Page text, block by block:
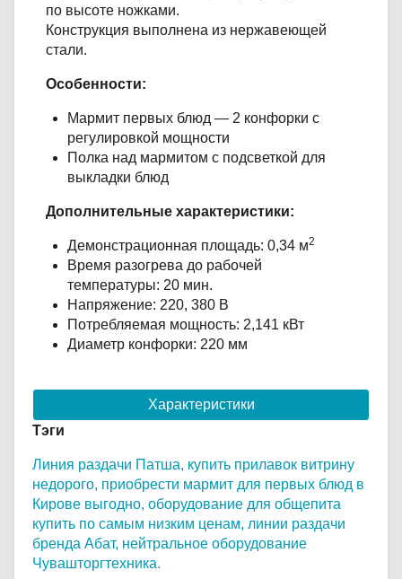
по высоте ножками.
Конструкция выполнена из нержавеющей
стали.
Особенности:
Мармит первых блюд — 2 конфорки с
регулировкой мощности
Полка над мармитом с подсветкой для
выкладки блюд
Дополнительные характеристики:
Демонстрационная площадь: 0,34 м2
Время разогрева до рабочей
температуры: 20 мин.
Напряжение: 220, 380 В
Потребляемая мощность: 2,141 кВт
Диаметр конфорки: 220 мм
Характеристики
Тэги
Линия раздачи Патша, купить прилавок витрину
недорого, приобрести мармит для первых блюд в
Кирове выгодно, оборудование для общепита
купить по самым низким ценам, линии раздачи
бренда Абат, нейтральное оборудование
Чувашторгтехника.